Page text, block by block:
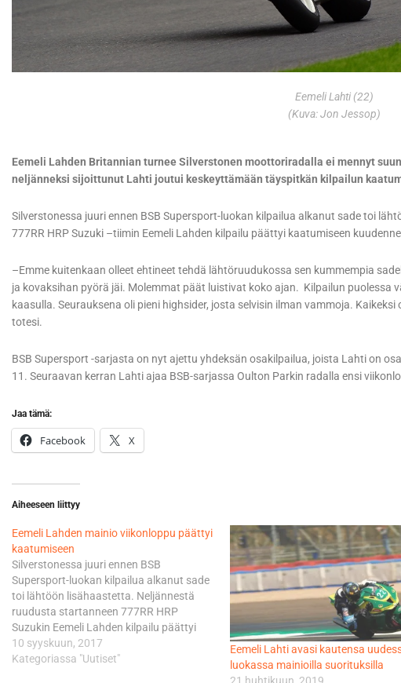
Eemeli Lahti (22)
(Kuva: Jon Jessop)
Eemeli Lahden Britannian turnee Silverstonen moottoriradalla ei mennyt
neljänneksi sijoittunut Lahti joutui keskeyttämään täyspitkän kilpailun
Silverstonessa juuri ennen BSB Supersport-luokan kilpailua alkanut sade toi
777RR HRP Suzuki –tiimin Eemeli Lahden kilpailu päättyi kaatumiseen
–Emme kuitenkaan olleet ehtineet tehdä lähtöruudukossa sen kummempia
ja kovaksihan pyörä jäi. Molemmat päät luistivat koko ajan. Kilpailun puolessa
kaasulla. Seurauksena oli pieni highsider, josta selvisin ilman vammoja.
totesi.
BSB Supersport -sarjasta on nyt ajettu yhdeksän osakilpailua, joista Lahti on
11. Seuraavan kerran Lahti ajaa BSB-sarjassa Oulton Parkin radalla ensi
Jaa tämä:
Facebook X
Aiheeseen liittyy
Eemeli Lahden mainio viikonloppu päättyi
kaatumiseen
Silverstonessa juuri ennen BSB
Supersport-luokan kilpailua alkanut sade
toi lähtöön lisähaastetta. Neljännestä
ruudusta startanneen 777RR HRP
Suzukin Eemeli Lahden kilpailu päättyi
kaatumiseen kuudennella kierroksella –
Positiivista oli, että sain jälleen ihan
10 syyskuun, 2017
Kategoriassa "Uutiset"
Eemeli Lahti avasi kautensa
luokassa mainioilla suorituksilla
21 huhtikuun, 2019